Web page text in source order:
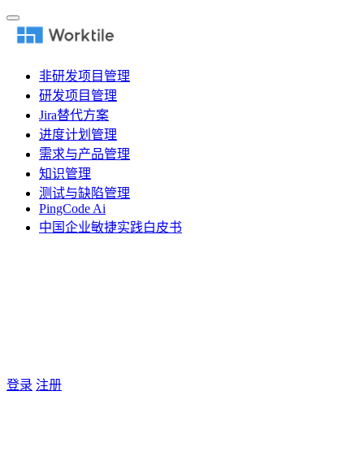
非研发项目管理
研发项目管理
Jira替代方案
进度计划管理
需求与产品管理
知识管理
测试与缺陷管理
PingCode Ai
中国企业敏捷实践白皮书
登录 注册